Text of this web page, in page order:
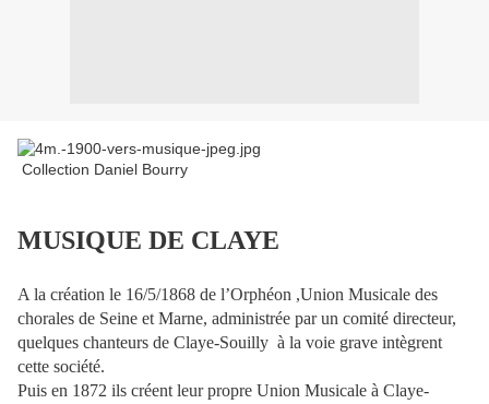
Collection Daniel Bourry
MUSIQUE DE CLAYE
A la création le 16/5/1868 de l’Orphéon ,Union Musicale des
chorales de Seine et Marne, administrée par un comité directeur,
quelques chanteurs de Claye-Souilly à la voie grave intègrent
cette société.
Puis en 1872 ils créent leur propre Union Musicale à Claye-